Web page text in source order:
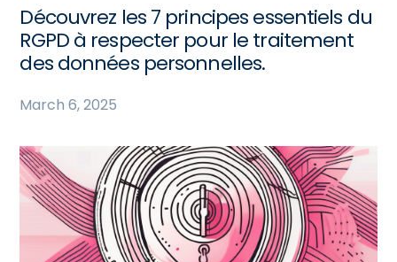
Découvrez les 7 principes essentiels du
RGPD à respecter pour le traitement
des données personnelles.
March 6, 2025